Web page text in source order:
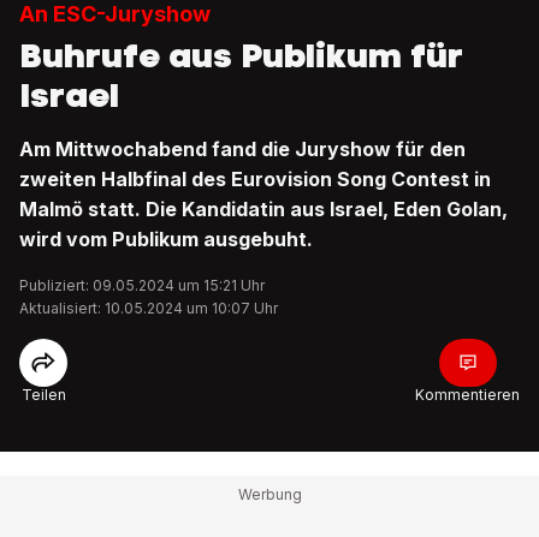
An ESC-Juryshow
Buhrufe aus Publikum für
Israel
Am Mittwochabend fand die Juryshow für den
zweiten Halbfinal des Eurovision Song Contest in
Malmö statt. Die Kandidatin aus Israel, Eden Golan,
wird vom Publikum ausgebuht.
Publiziert: 09.05.2024 um 15:21 Uhr
Aktualisiert: 10.05.2024 um 10:07 Uhr
Teilen Kommentieren